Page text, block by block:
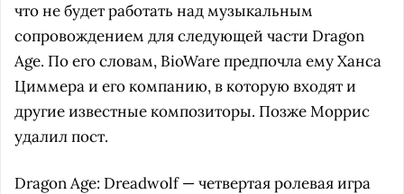
что не будет работать над музыкальным
сопровождением для следующей части Dragon
Age. По его словам, BioWare предпочла ему Ханса
Циммера и его компанию, в которую входят и
другие известные композиторы. Позже Моррис
удалил пост.
Dragon Age: Dreadwolf — четвертая ролевая игра